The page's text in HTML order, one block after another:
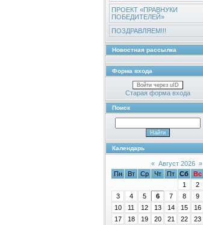
ПРОЕКТ «ПРАВНУКИ
ПОБЕДИТЕЛЕЙ»
ПОЗДРАВЛЯЕМ!!!
Новостная рассылка
Форма входа
Войти через uID
Старая форма входа
Поиск
Календарь
« Август 2026 »
Пн
Вт Ср Чт Пт Сб
Вс
1
2
3
4 5 6 7 8
9
10
11 12 13 14 15
16
17
18 19 20 21 22 23